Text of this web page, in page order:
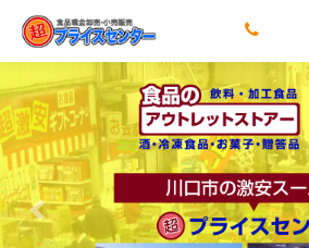
トップ 激安のヒミツ 店舗情報
前へ